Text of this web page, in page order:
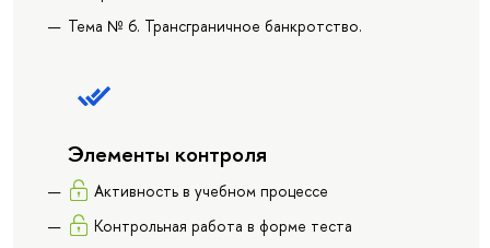
Тема № 6. Трансграничное банкротство.
Элементы контроля
Активность в учебном процессе
Контрольная работа в форме теста